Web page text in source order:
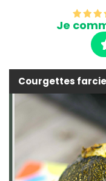
Je
Courgettes